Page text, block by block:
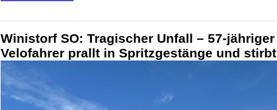
Winistorf SO: Tragischer Unfall – 57-jähriger
Velofahrer prallt in Spritzgestänge und stirbt